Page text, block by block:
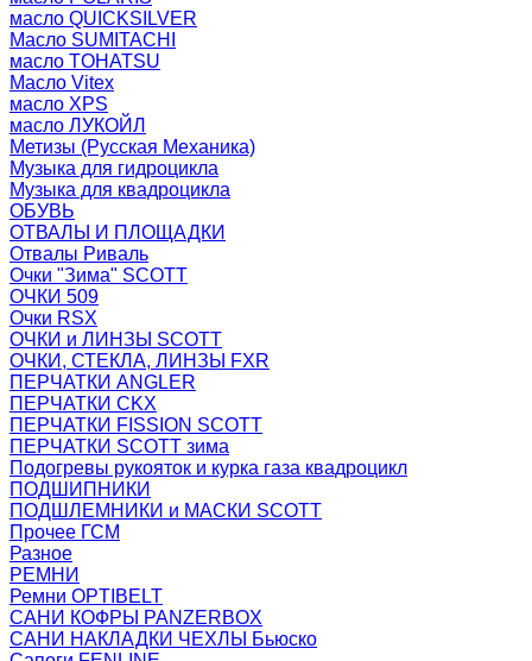
масло QUICKSILVER
Масло SUMITACHI
масло TOHATSU
Масло Vitex
масло XPS
масло ЛУКОЙЛ
Метизы (Русская Механика)
Музыка для гидроцикла
Музыка для квадроцикла
ОБУВЬ
ОТВАЛЫ И ПЛОЩАДКИ
Отвалы Риваль
Очки "Зима" SCOTT
ОЧКИ 509
Очки RSX
ОЧКИ и ЛИНЗЫ SCOTT
ОЧКИ, СТЕКЛА, ЛИНЗЫ FXR
ПЕРЧАТКИ ANGLER
ПЕРЧАТКИ CKX
ПЕРЧАТКИ FISSION SCOTT
ПЕРЧАТКИ SCOTT зима
Подогревы рукояток и курка газа квадроцикл
ПОДШИПНИКИ
ПОДШЛЕМНИКИ и МАСКИ SCOTT
Прочее ГСМ
Разное
РЕМНИ
Ремни OPTIBELT
САНИ КОФРЫ PANZERBOX
САНИ НАКЛАДКИ ЧЕХЛЫ Бьюско